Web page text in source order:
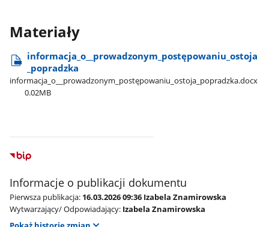
Materiały
informacja​_o​_​_prowadzonym​_postępowaniu​_ostoja​
_popradzka
informacja​_o​_​_prowadzonym​_postępowaniu​_ostoja​_popradzka.docx
0.02MB
Informacje o publikacji dokumentu
Pierwsza publikacja: 16.03.2026 09:36 Izabela Znamirowska
Wytwarzający/ Odpowiadający: Izabela Znamirowska